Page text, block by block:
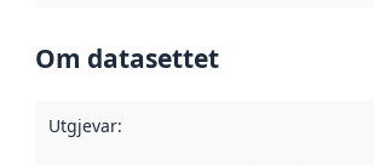
Om datasettet
Utgjevar: